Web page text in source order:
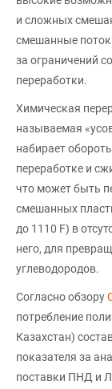
и сложных
смешанные
за ограничений
переработки.
Химическая
называемая
набирает
переработке и
что может быть
смешанных
до 1110 F) в
него, для
углеводородов.
Согласно обзору
потребление
Казахстан)
показателя за
поставки ПНД и